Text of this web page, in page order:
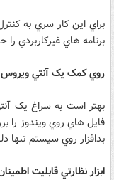
برنامه هاي غيرکاربردي
روي کمک يک آنتي
بهتر است به سراغ يک
فايل هاي روي ويندوز را
بدافزار روي سيستم تنها
ابزار نظارتي قابليت